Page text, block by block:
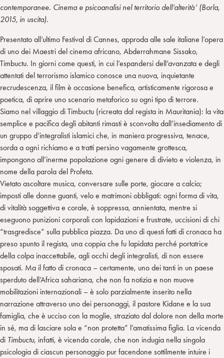
contemporanee. Cinema e psicoanalisi nel territorio dell’alterità’ (Borla,
2015, in uscita).
Presentato all’ultimo Festival di Cannes, approda alle sale italiane l’opera
di uno dei Maestri del cinema africano, Abderrahmane Sissako,
Timbuctu. In giorni come questi, in cui l’espandersi dell’avanzata e degli
attentati del terrorismo islamico conosce una nuova, inquietante
recrudescenza, il film è occasione benefica, artisticamente rigorosa e
poetica, di aprire uno scenario metaforico su ogni tipo di terrore.
Siamo nel villaggio di Timbuctu (ricreata dal regista in Mauritania): la vita
semplice e pacifica degli abitanti rimasti è sconvolta dall’insediamento di
un gruppo d’integralisti islamici che, in maniera progressiva, tenace,
sorda a ogni richiamo e a tratti persino vagamente grottesca,
impongono all’inerme popolazione ogni genere di divieto e violenza, in
nome della parola del Profeta.
Vietato ascoltare musica, conversare sulle porte, giocare a calcio;
imposti alle donne guanti, velo e matrimoni obbligati: ogni forma di vita,
di vitalità soggettiva e corale, è soppressa, annientata, mentre si
eseguono punizioni corporali con lapidazioni e frustrate, uccisioni di chi
“trasgredisce” sulla pubblica piazza. Da uno di questi fatti di cronaca ha
preso spunto il regista, una coppia che fu lapidata perché portatrice
della colpa inaccettabile, agli occhi degli integralisti, di non essere
sposati. Ma il fatto di cronaca – certamente, uno dei tanti in un paese
sperduto dell’Africa sahariana, che non fa notizia e non muove
mobilitazioni internazionali – è solo parzialmente inserito nella
narrazione attraverso uno dei personaggi, il pastore Kidane e la sua
famiglia, che è ucciso con la moglie, straziato dal dolore non della morte
in sé, ma di lasciare sola e “non protetta” l’amatissima figlia. La vicenda
di Timbuctu, infatti, è vicenda corale, che non indugia nella singola
psicologia di ciascun personaggio pur facendone sottilmente intuire i